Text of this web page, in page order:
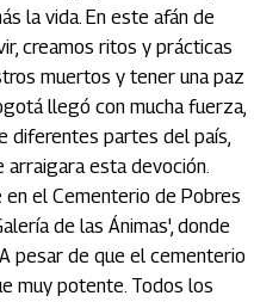
la vida. En este afán de
creamos ritos y prácticas
muertos y tener una paz
llegó con mucha fuerza,
diferentes partes del país,
arraigara esta devoción.
el Cementerio de Pobres
de las Ánimas', donde
pesar de que el cementerio
muy potente. Todos los